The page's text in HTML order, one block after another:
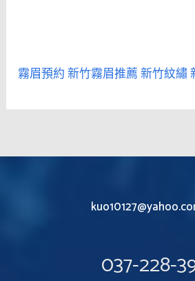
霧眉預約新竹霧眉推薦新竹紋繡
037-228-